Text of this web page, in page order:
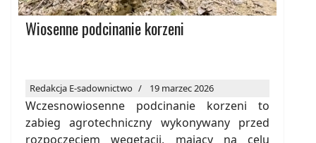
Wiosenne podcinanie korzeni
Redakcja E-sadownictwo 19 marzec 2026
Wczesnowiosenne podcinanie korzeni to
zabieg agrotechniczny wykonywany przed
rozpoczęciem wegetacji, mający na celu